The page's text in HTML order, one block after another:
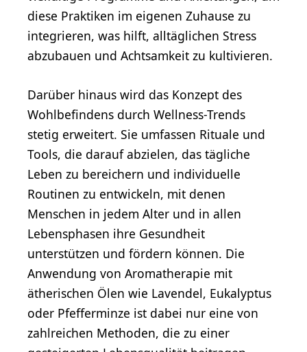
diese Praktiken im eigenen Zuhause zu
integrieren, was hilft, alltäglichen Stress
abzubauen und Achtsamkeit zu kultivieren.
Darüber hinaus wird das Konzept des
Wohlbefindens durch Wellness-Trends
stetig erweitert. Sie umfassen Rituale und
Tools, die darauf abzielen, das tägliche
Leben zu bereichern und individuelle
Routinen zu entwickeln, mit denen
Menschen in jedem Alter und in allen
Lebensphasen ihre Gesundheit
unterstützen und fördern können. Die
Anwendung von Aromatherapie mit
ätherischen Ölen wie Lavendel, Eukalyptus
oder Pfefferminze ist dabei nur eine von
zahlreichen Methoden, die zu einer